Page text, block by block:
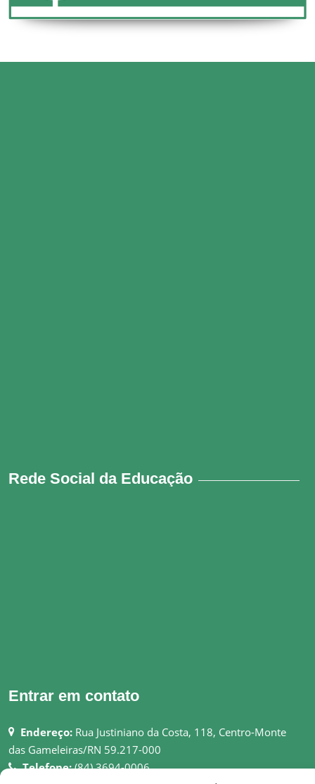
Rede Social da Educação
Entrar em contato
Endereço: Rua Justiniano da Costa, 118, Centro-Monte
das Gameleiras/RN 59.217-000
Telefone:(84) 3694-0006